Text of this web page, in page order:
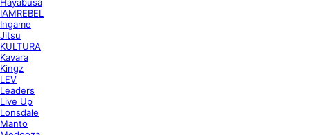
IAMREBEL
Ingame
Jitsu
KULTURA
Kavara
Kingz
LEV
Leaders
Live Up
Lonsdale
Manto